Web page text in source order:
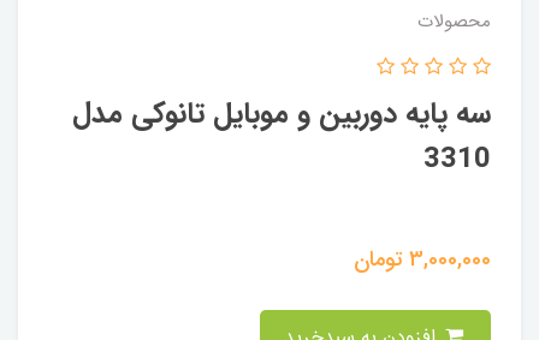
محصولات
سه پایه دوربین و موبایل تانوکی مدل
3310
3,000,000تومان